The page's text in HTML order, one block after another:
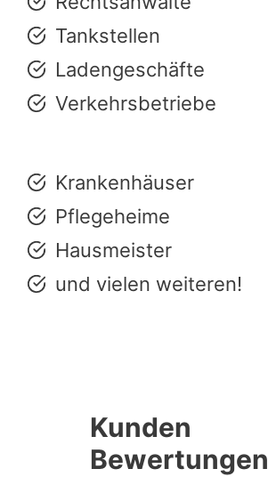
Tankstellen
Ladengeschäfte
Verkehrsbetriebe
Krankenhäuser
Pflegeheime
Hausmeister
und vielen weiteren!
Kunden
Bewertungen